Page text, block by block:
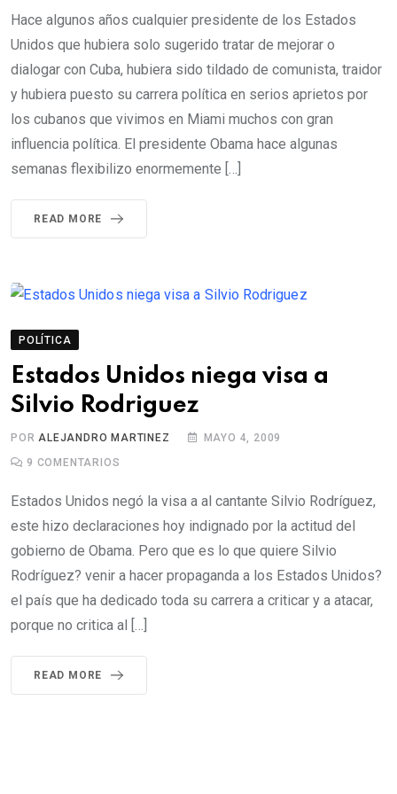
Hace algunos años cualquier presidente de los Estados
Unidos que hubiera solo sugerido tratar de mejorar o
dialogar con Cuba, hubiera sido tildado de comunista, traidor
y hubiera puesto su carrera política en serios aprietos por
los cubanos que vivimos en Miami muchos con gran
influencia política. El presidente Obama hace algunas
semanas flexibilizo enormemente […]
READ MORE
POLÍTICA
Estados Unidos niega visa a
Silvio Rodriguez
POR ALEJANDRO MARTINEZ
MAYO 4, 2009
9 COMENTARIOS
Estados Unidos negó la visa a al cantante Silvio Rodríguez,
este hizo declaraciones hoy indignado por la actitud del
gobierno de Obama. Pero que es lo que quiere Silvio
Rodríguez? venir a hacer propaganda a los Estados Unidos?
el país que ha dedicado toda su carrera a criticar y a atacar,
porque no critica al […]
READ MORE